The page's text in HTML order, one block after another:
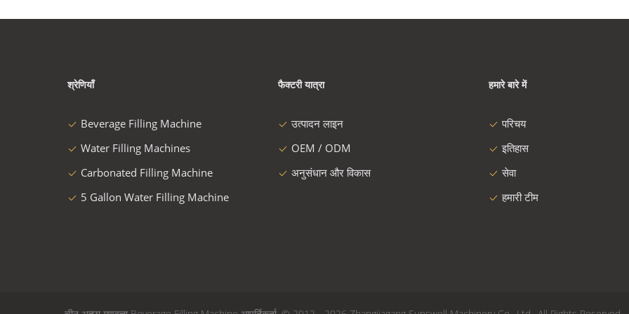
श्रेणियाँ
Beverage Filling Machine
Water Filling Machines
Carbonated Filling Machine
5 Gallon Water Filling Machine
फैक्टरी यात्रा
उत्पादन लाइन
OEM / ODM
अनुसंधान और विकास
हमारे बारे में
परिचय
इतिहास
सेवा
हमारी टीम